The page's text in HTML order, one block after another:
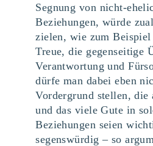
Segnung von nicht-
Beziehungen, würde
zielen, wie zum
Treue, die gegenseitige
Verantwortung und
dürfe man dabei eben
Vordergrund stellen, die
und das viele Gute in
Beziehungen seien
segenswürdig – so